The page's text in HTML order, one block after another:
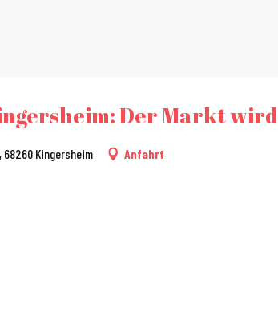
Der Markt
68260 Kingersheim Anfahrt